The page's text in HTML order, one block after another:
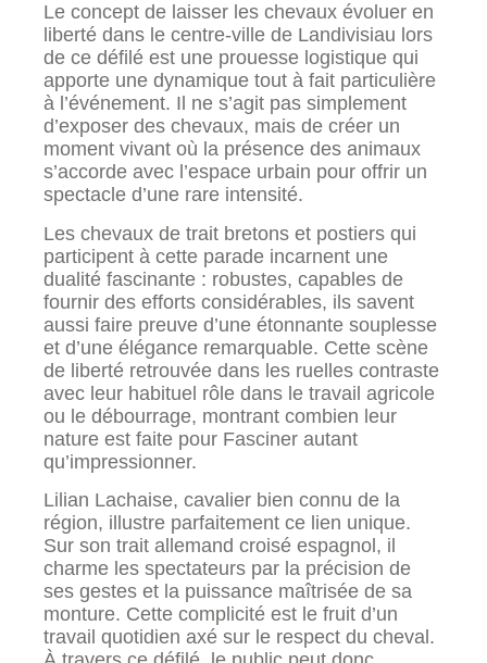
Le concept de laisser les chevaux évoluer en
liberté dans le centre-ville de Landivisiau lors
de ce défilé est une prouesse logistique qui
apporte une dynamique tout à fait particulière
à l’événement. Il ne s’agit pas simplement
d’exposer des chevaux, mais de créer un
moment vivant où la présence des animaux
s’accorde avec l’espace urbain pour offrir un
spectacle d’une rare intensité.
Les chevaux de trait bretons et postiers qui
participent à cette parade incarnent une
dualité fascinante : robustes, capables de
fournir des efforts considérables, ils savent
aussi faire preuve d’une étonnante souplesse
et d’une élégance remarquable. Cette scène
de liberté retrouvée dans les ruelles contraste
avec leur habituel rôle dans le travail agricole
ou le débourrage, montrant combien leur
nature est faite pour Fasciner autant
qu’impressionner.
Lilian Lachaise, cavalier bien connu de la
région, illustre parfaitement ce lien unique.
Sur son trait allemand croisé espagnol, il
charme les spectateurs par la précision de
ses gestes et la puissance maîtrisée de sa
monture. Cette complicité est le fruit d’un
travail quotidien axé sur le respect du cheval.